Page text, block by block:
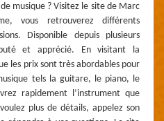
musique ? Visitez le site de Marc
vous retrouverez différents
Disponible depuis plusieurs
et apprécié. En visitant la
les prix sont très abordables pour
tels la guitare, le piano, le
rapidement l’instrument que
plus de détails, appelez son